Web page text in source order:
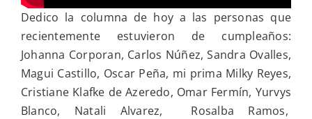
Dedico la columna de hoy a las personas que
recientemente estuvieron de cumpleaños:
Johanna Corporan, Carlos Núñez, Sandra Ovalles,
Magui Castillo, Oscar Peña, mi prima Milky Reyes,
Cristiane Klafke de Azeredo, Omar Fermín, Yurvys
Blanco, Natali Alvarez, Rosalba Ramos,